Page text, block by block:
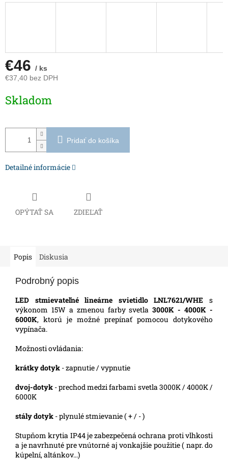
€46 / ks
€37,40 bez DPH
cena:
Skladom
Pridať do košíka
Detailné informácie
OPÝTAŤ SA ZDIEĽAŤ
Popis Diskusia
Podrobný popis
LED stmievateľné lineárne svietidlo LNL7621/WHEs
výkonom 15W a zmenou farby svetla3000K - 4000K -
6000K, ktorú je možné prepínať pomocou dotykového
vypínača.
Možnosti ovládania:
krátky dotyk - zapnutie / vypnutie
dvoj-dotyk - prechod medzi farbami svetla 3000K / 4000K /
6000K
stály dotyk - plynulé stmievanie ( + / - )
Stupňom krytia IP44 je zabezpečená ochrana proti vlhkosti
a je navrhnuté pre vnútorné aj vonkajšie použitie ( napr. do
kúpelní, altánkov...)